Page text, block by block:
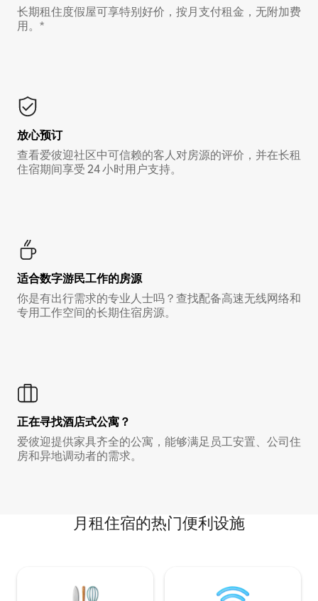
长期租住度假屋可享特别好价，按月支付租金，无附加费
用。*
放心预订
查看爱彼迎社区中可信赖的客人对房源的评价，并在长租
住宿期间享受 24 小时用户支持。
适合数字游民工作的房源
你是有出行需求的专业人士吗？查找配备高速无线网络和
专用工作空间的长期住宿房源。
正在寻找酒店式公寓？
爱彼迎提供家具齐全的公寓，能够满足员工安置、公司住
房和异地调动者的需求。
月租住宿的热门便利设施